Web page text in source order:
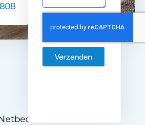
Verzenden
website?